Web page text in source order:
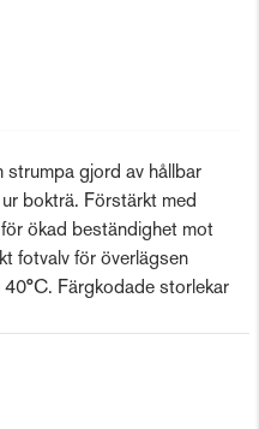
strumpa gjord av hållbar
bokträ. Förstärkt med
ökad beständighet mot
fotvalv för överlägsen
Färgkodade storlekar